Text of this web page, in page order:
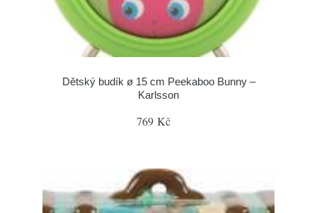
Dětský budík ø 15 cm Peekaboo Bunny –
Karlsson
769 Kč